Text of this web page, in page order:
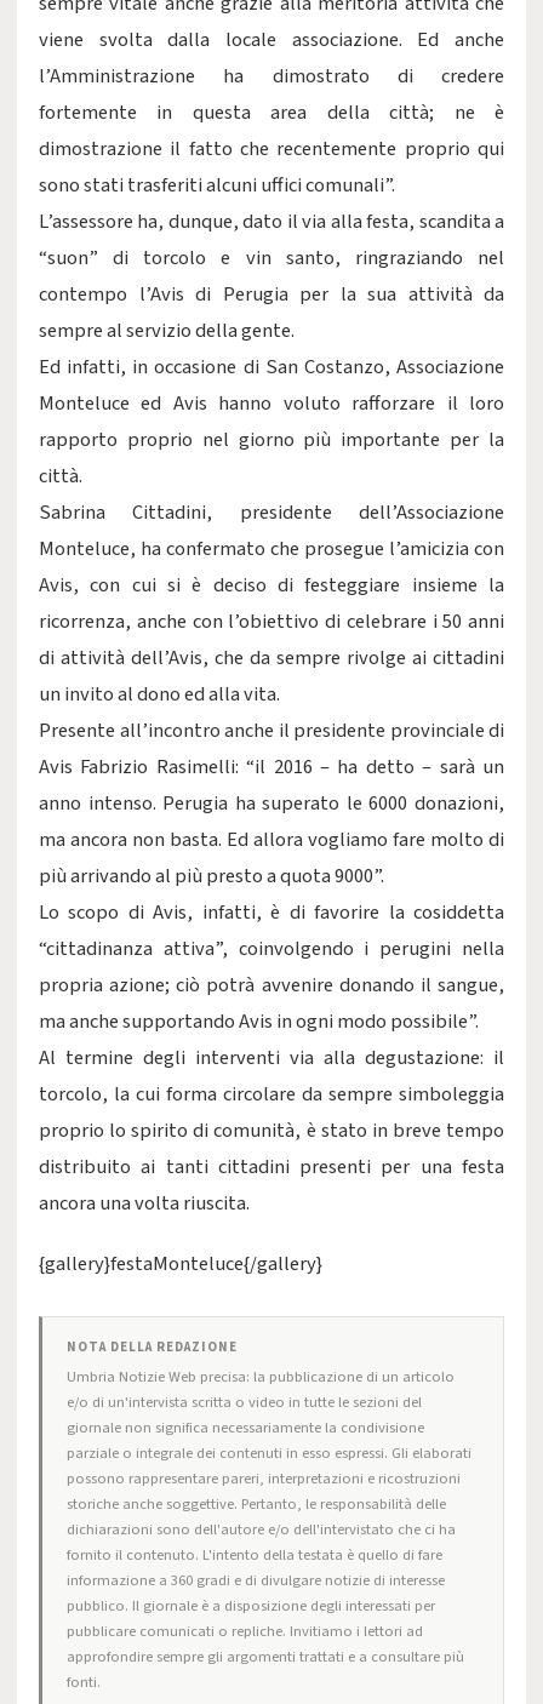
viene svolta dalla locale associazione. Ed anche
l’Amministrazione ha dimostrato di credere
fortemente in questa area della città; ne è
dimostrazione il fatto che recentemente proprio qui
sono stati trasferiti alcuni uffici comunali”.
L’assessore ha, dunque, dato il via alla festa, scandita a
“suon” di torcolo e vin santo, ringraziando nel
contempo l’Avis di Perugia per la sua attività da
sempre al servizio della gente.
Ed infatti, in occasione di San Costanzo, Associazione
Monteluce ed Avis hanno voluto rafforzare il loro
rapporto proprio nel giorno più importante per la
città.
Sabrina Cittadini, presidente dell’Associazione
Monteluce, ha confermato che prosegue l’amicizia con
Avis, con cui si è deciso di festeggiare insieme la
ricorrenza, anche con l’obiettivo di celebrare i 50 anni
di attività dell’Avis, che da sempre rivolge ai cittadini
un invito al dono ed alla vita.
Presente all’incontro anche il presidente provinciale di
Avis Fabrizio Rasimelli: “il 2016 – ha detto – sarà un
anno intenso. Perugia ha superato le 6000 donazioni,
ma ancora non basta. Ed allora vogliamo fare molto di
più arrivando al più presto a quota 9000”.
Lo scopo di Avis, infatti, è di favorire la cosiddetta
“cittadinanza attiva”, coinvolgendo i perugini nella
propria azione; ciò potrà avvenire donando il sangue,
ma anche supportando Avis in ogni modo possibile”.
Al termine degli interventi via alla degustazione: il
torcolo, la cui forma circolare da sempre simboleggia
proprio lo spirito di comunità, è stato in breve tempo
distribuito ai tanti cittadini presenti per una festa
ancora una volta riuscita.
{gallery}festaMonteluce{/gallery}
NOTA DELLA REDAZIONE
Umbria Notizie Web precisa: la pubblicazione di un articolo
e/o di un'intervista scritta o video in tutte le sezioni del
giornale non significa necessariamente la condivisione
parziale o integrale dei contenuti in esso espressi. Gli elaborati
possono rappresentare pareri, interpretazioni e ricostruzioni
storiche anche soggettive. Pertanto, le responsabilità delle
dichiarazioni sono dell'autore e/o dell'intervistato che ci ha
fornito il contenuto. L'intento della testata è quello di fare
informazione a 360 gradi e di divulgare notizie di interesse
pubblico. Il giornale è a disposizione degli interessati per
pubblicare comunicati o repliche. Invitiamo i lettori ad
approfondire sempre gli argomenti trattati e a consultare più
fonti.